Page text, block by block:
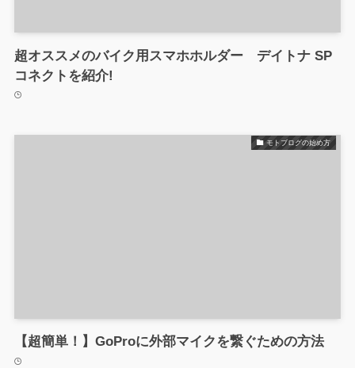
超オススメのバイク用スマホホルダー デイトナ SP
コネクトを紹介!
モトブログの始め方
【超簡単！】GoProに外部マイクを繋ぐための方法